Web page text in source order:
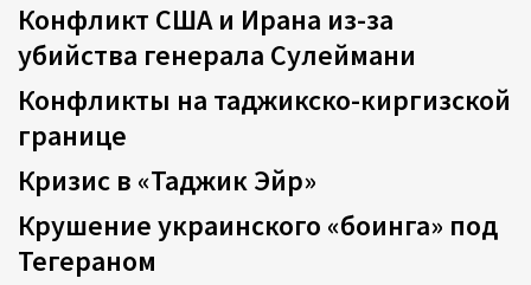
Конфликт США и Ирана из-за
убийства генерала Сулеймани
Конфликты на таджикско-киргизской
границе
Кризис в «Таджик Эйр»
Крушение украинского «боинга» под
Тегераном